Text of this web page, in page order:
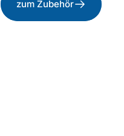
zum Zubehör